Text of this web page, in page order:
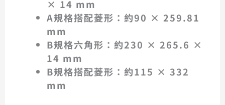
× 14 mm
A規格搭配菱形：約90 × 259.81
mm
B規格六角形：約230 × 265.6 ×
14 mm
B規格搭配菱形：約115 × 332
mm